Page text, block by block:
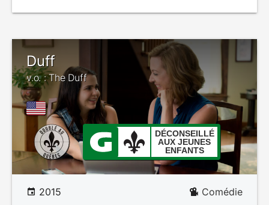
Duff
v.o. : The Duff
DÉCONSEILLÉ
AUX JEUNES
ENFANTS
2015 Comédie